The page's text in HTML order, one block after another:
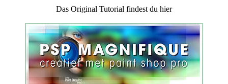
Das Original Tutorial findest du hier